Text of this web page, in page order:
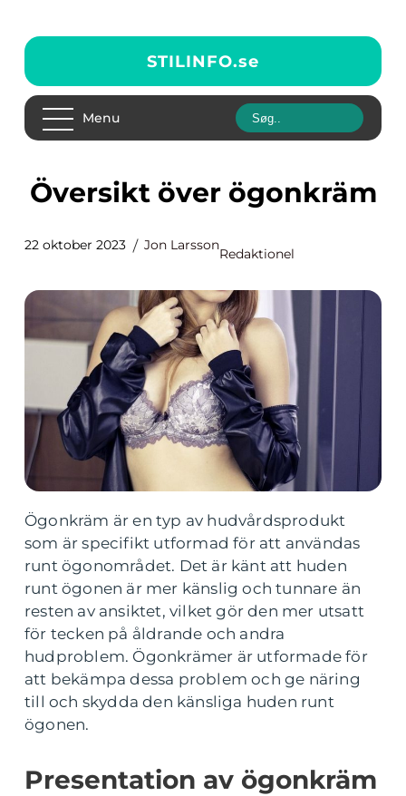
STILINFO.se
Menu
Översikt över ögonkräm
22 oktober 2023 Jon Larsson
Redaktionel
Ögonkräm är en typ av hudvårdsprodukt
som är specifikt utformad för att användas
runt ögonområdet. Det är känt att huden
runt ögonen är mer känslig och tunnare än
resten av ansiktet, vilket gör den mer utsatt
för tecken på åldrande och andra
hudproblem. Ögonkrämer är utformade för
att bekämpa dessa problem och ge näring
till och skydda den känsliga huden runt
ögonen.
Presentation av ögonkräm